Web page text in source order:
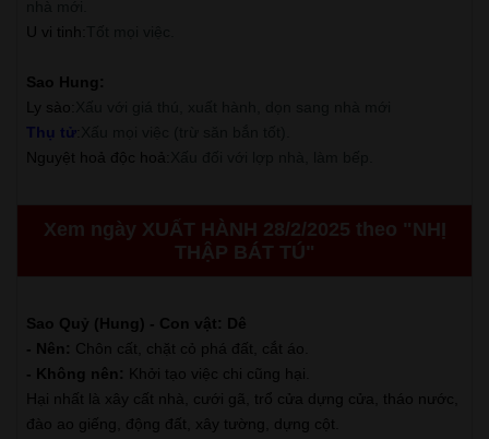
U vi tinh
Sao Hung:
Ly sào
Thụ tử
Nguyệt hoả độc hoả
Xem ngày XUẤT HÀNH 28/2/2025 theo "NHỊ
THẬP BÁT TÚ"
Sao Quỷ (Hung) - Con vật: Dê
- Nên: Chôn cất, chặt cỏ phá đất, cắt áo.
- Không nên: Khởi tạo việc chi cũng hại.
Hại nhất là xây cất nhà, cưới gã, trổ cửa dựng cửa, tháo nước,
đào ao giếng, động đất, xây tường, dựng cột.